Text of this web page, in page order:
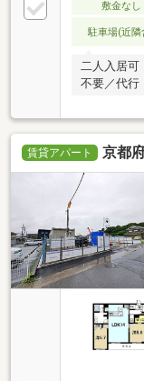
敷金なし
駐車場(近隣
二人入居可
不要／代行
賃貸アパート 京都